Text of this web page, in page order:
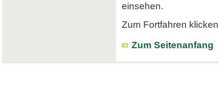
einsehen.
Zum Fortfahren
Zum Seitenanfang